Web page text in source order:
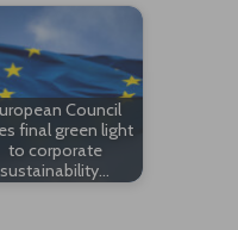
Council
final green light
to corporate
sustainability…